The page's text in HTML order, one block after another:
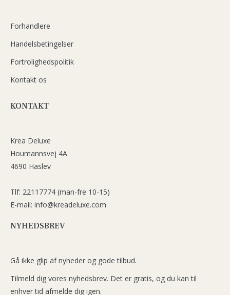
Forhandlere
Handelsbetingelser
Fortrolighedspolitik
Kontakt os
KONTAKT
Krea Deluxe
Houmannsvej 4A
4690 Haslev
Tlf: 22117774 (man-fre 10-15)
E-mail: info@kreadeluxe.com
NYHEDSBREV
Gå ikke glip af nyheder og gode tilbud.
Tilmeld dig vores nyhedsbrev. Det er gratis, og du kan til
enhver tid afmelde dig igen.